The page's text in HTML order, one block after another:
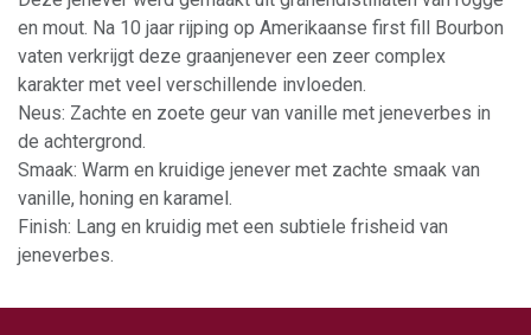
en mout. Na 10 jaar rijping op Amerikaanse first fill Bourbon
vaten verkrijgt deze graanjenever een zeer complex
karakter met veel verschillende invloeden.
Neus: Zachte en zoete geur van vanille met jeneverbes in
de achtergrond.
Smaak: Warm en kruidige jenever met zachte smaak van
vanille, honing en karamel.
Finish: Lang en kruidig met een subtiele frisheid van
jeneverbes.